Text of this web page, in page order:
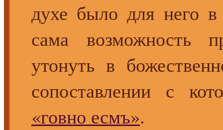
духе было для него
сама возможность
утонуть в
сопоставлении с
«говно есмъ».